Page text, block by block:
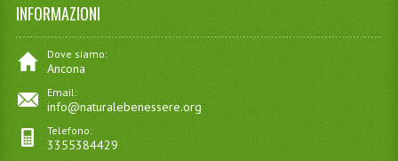
INFORMAZIONI
Dove siamo:
Ancona
Email:
info@naturalebenessere.org
Telefono:
3355384429